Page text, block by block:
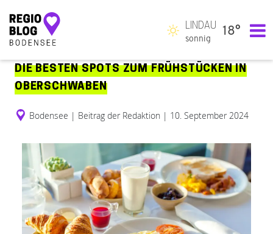
Hauptnavigation
LINDAU
sonnig
18°
DIE BESTEN SPOTS ZUM FRÜHSTÜCKEN IN
OBERSCHWABEN
Bodensee | Beitrag der Redaktion | 10. September 2024